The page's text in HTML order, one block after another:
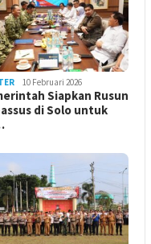
10 Februari 2026
Siapkan Rusun
di Solo untuk